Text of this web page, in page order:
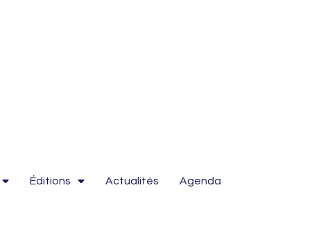
Éditions Actualités Agenda